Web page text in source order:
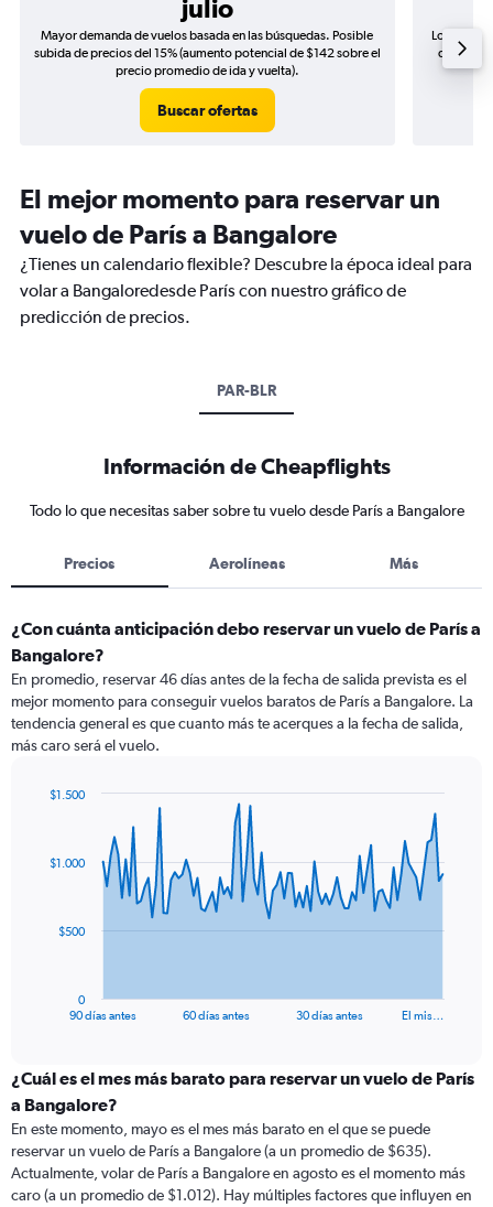
julio
Mayor demanda de vuelos basada en las búsquedas. Posible
subida de precios del 15% (aumento potencial de $142 sobre el
precio promedio de ida y vuelta).
Buscar ofertas
Los
de
El mejor momento para reservar un
vuelo de París a Bangalore
¿Tienes un calendario flexible? Descubre la época ideal para
volar a Bangaloredesde París con nuestro gráfico de
predicción de precios.
PAR-BLR
Información de Cheapflights
Todo lo que necesitas saber sobre tu vuelo desde París a Bangalore
Precios Aerolíneas Más
¿Con cuánta anticipación debo reservar un vuelo de París a
Bangalore?
En promedio, reservar 46 días antes de la fecha de salida prevista es el
mejor momento para conseguir vuelos baratos de París a Bangalore. La
tendencia general es que cuanto más te acerques a la fecha de salida,
más caro será el vuelo.
data
The
categories.
Range:
categories.
The
chart
has
90 días antes 60 días antes 30 días antes El mis…
0
$500
$1.000
$1.500
¿Cuál es el mes más barato para reservar un vuelo de París
a Bangalore?
En este momento, mayo es el mes más barato en el que se puede
reservar un vuelo de París a Bangalore (a un promedio de $635).
Actualmente, volar de París a Bangalore en agosto es el momento más
caro (a un promedio de $1.012). Hay múltiples factores que influyen en